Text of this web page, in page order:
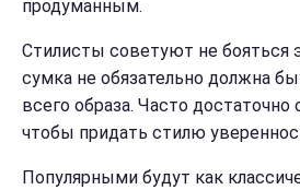
продуманным.
Стилисты советуют не бояться
сумка не обязательно должна
всего образа. Часто достаточно
чтобы придать стилю
Популярными будут как